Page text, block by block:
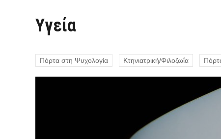
Υγεία
Πόρτα στη Ψυχολογία Κτηνιατρική/Φιλοζωΐα